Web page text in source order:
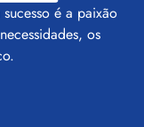
é a paixão
os